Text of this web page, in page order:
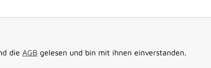
die AGB gelesen und bin mit ihnen einverstanden.